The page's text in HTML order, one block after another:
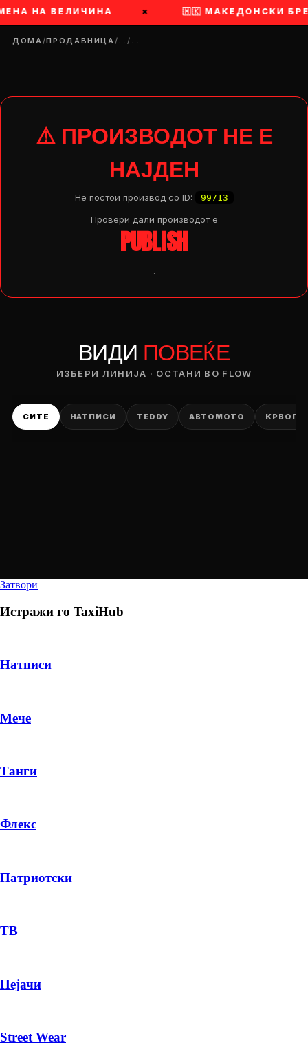
НА ВЕЛИЧИНА × 🇲🇰 МАКЕДОНСКИ
ДОМА/ПРОДАВНИЦА/…/…
⚠ ПРОИЗВОДОТ НЕ Е
НАЈДЕН
Не постои производ со ID: 99713
Провери дали производот e
PUBLISH
.
ВИДИ ПОВЕЌЕ
ИЗБЕРИ ЛИНИЈА · ОСТАНИ ВО FLOW
СИТЕ НАТПИСИ TEDDY АВТОМОТО
PRODUCT
ПЛАТИ ПРИ ДОСТАВА ВО КЕШ
Затвори
Истражи го TaxiHub
Натписи
Мече
Танги
Флекс
Патриотски
ТВ
Пејачи
Street Wear